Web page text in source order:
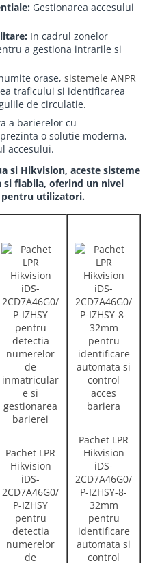
Gestionarea accesului
In cadrul zonelor
a gestiona intrarile si
orase, sistemele ANPR
traficului si identificarea
de circulatie.
a barierelor cu
o solutie moderna,
accesului.
si Hikvision, aceste sisteme
si fiabila, oferind un nivel
utilizatori.
Pachet LPR
Hikvision
iDS-
2CD7A46G0/
P-IZHSY
pentru
detectia
numerelor
de
Pachet LPR
Hikvision
iDS-
2CD7A46G0/
P-IZHSY-8-
32mm
pentru
identificare
automata si
control